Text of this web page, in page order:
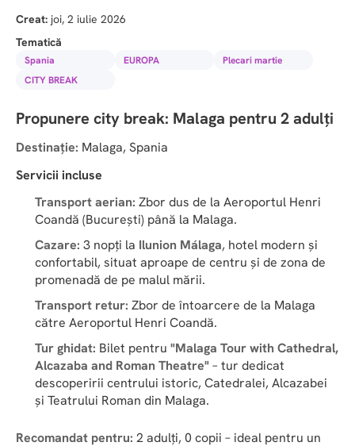
Creat: joi, 2 iulie 2026
Tematică
Spania EUROPA
Plecari martie
CITY BREAK
Propunere city break: Malaga pentru 2 adulți
Destinație: Malaga, Spania
Servicii incluse
Transport aerian: Zbor dus de la Aeroportul Henri
Coandă (București) până la Malaga.
Cazare: 3 nopți la Ilunion Málaga, hotel modern și
confortabil, situat aproape de centru și de zona de
promenadă de pe malul mării.
Transport retur: Zbor de întoarcere de la Malaga
către Aeroportul Henri Coandă.
Tur ghidat: Bilet pentru "Malaga Tour with Cathedral,
Alcazaba and Roman Theatre" – tur dedicat
descoperirii centrului istoric, Catedralei, Alcazabei
și Teatrului Roman din Malaga.
Recomandat pentru: 2 adulți, 0 copii – ideal pentru un